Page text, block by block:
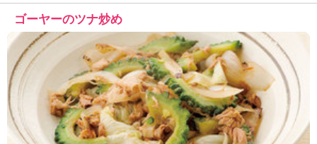
ゴーヤーのツナ炒め